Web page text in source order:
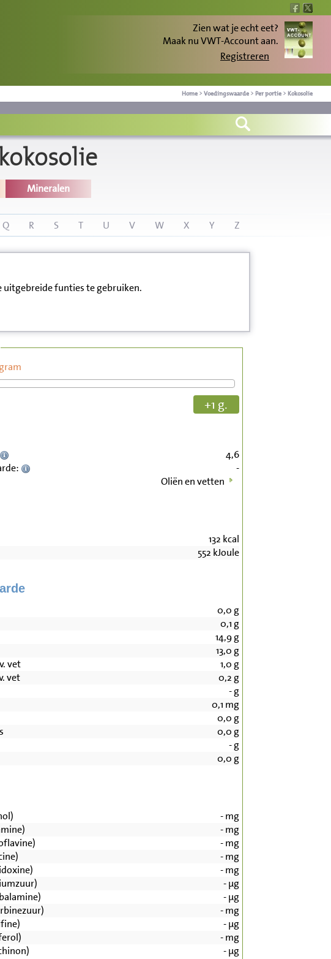
Zien wat je echt eet?
Maak nu VWT-Account aan.
Registreren
Home > Voedingswaarde > Per portie > Kokosolie
Mineralen
Q R S T U V W X Y Z
uitgebreide funties te gebruiken.
+1 g.
4,6
-
Oliën en vetten
132 kcal
552 kJoule
0,0 g
0,1 g
14,9g
13,0 g
vet
1,0 g
vet
0,2 g
-g
0,1 mg
0,0 g
0,0 g
-g
0,0 g
-mg
-mg
-mg
-mg
-mg
-µg
-µg
-mg
-µg
-mg
-µg